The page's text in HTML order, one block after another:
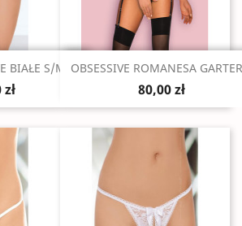
BIAŁE S/M/L Szybki podgląd
OBSESSIVE ROMANESA
80,00 zł